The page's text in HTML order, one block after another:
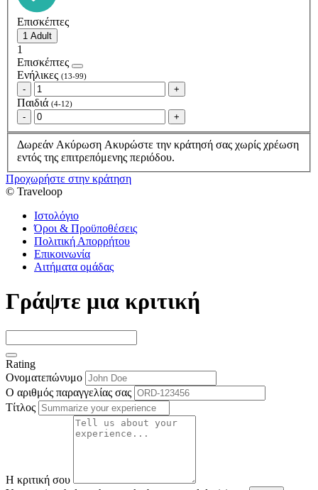
Επισκέπτες
1
Επισκέπτες
Ενήλικες (13-99)
- +
Παιδιά (4-12)
- +
Δωρεάν Ακύρωση Ακυρώστε την κράτησή σας χωρίς χρέωση
εντός της επιτρεπόμενης περιόδου.
Προχωρήστε στην κράτηση
© Traveloop
Ιστολόγιο
Όροι & Προϋποθέσεις
Πολιτική Απορρήτου
Επικοινωνία
Αιτήματα ομάδας
Γράψτε μια κριτική
Rating
Ονοματεπώνυμο
Ο αριθμός παραγγελίας σας
Τίτλος
Η κριτική σου